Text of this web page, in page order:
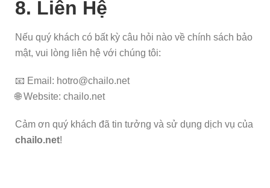
8. Liên Hệ
Nếu quý khách có bất kỳ câu hỏi nào về chính sách bảo
mật, vui lòng liên hệ với chúng tôi:
📧 Email: hotro@chailo.net
🌐 Website: chailo.net
Cảm ơn quý khách đã tin tưởng và sử dụng dịch vụ của
chailo.net!